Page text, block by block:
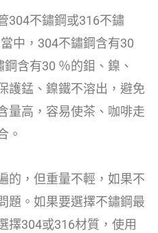
304不鏽鋼或316不鏽
中，304不鏽鋼含有30
含有30 ％的鉬、鎳、
護錳、鎳鐵不溶出，避免
量高，容易使茶、咖啡走
。
的，但重量不輕，如果不
題。如果要選擇不鏽鋼最
擇304或316材質，使用